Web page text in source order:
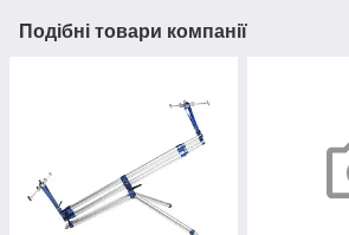
Подібні товари компанії